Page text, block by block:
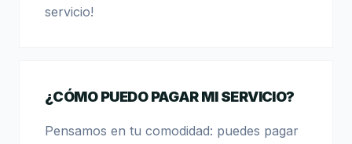
servicio!
¿CÓMO PUEDO PAGAR MI SERVICIO?
Pensamos en tu comodidad: puedes pagar